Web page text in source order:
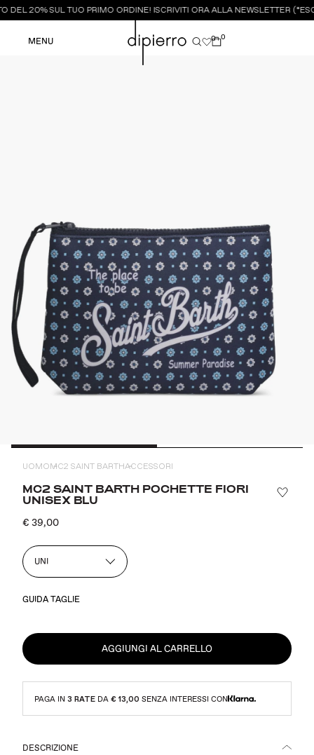
DEL 20% SUL TUO PRIMO ORDINE! ISCRIVITI ORA ALLA NEWSLETTER
MENU 0 0
UOMO MC2 SAINT BARTH ACCESSORI
MC2 SAINT BARTH POCHETTE FIORI
UNISEX BLU
€ 39,00
UNI
GUIDA TAGLIE
AGGIUNGI AL CARRELLO
PAGA IN 3 RATE DA € 13,00 SENZA INTERESSI CON
DESCRIZIONE